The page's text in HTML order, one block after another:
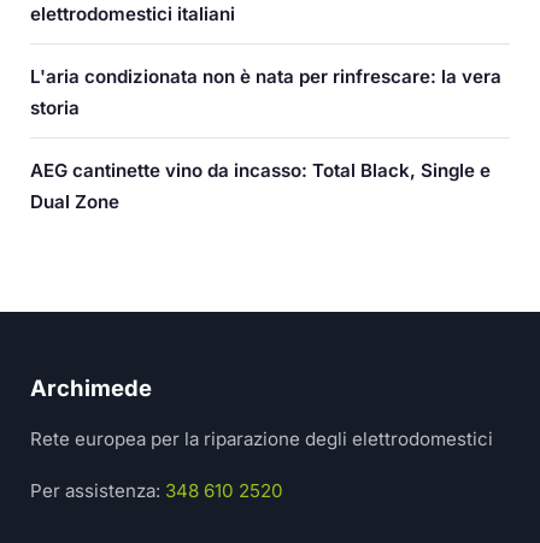
elettrodomestici italiani
L'aria condizionata non è nata per rinfrescare: la vera
storia
AEG cantinette vino da incasso: Total Black, Single e
Dual Zone
Archimede
Rete europea per la riparazione degli elettrodomestici
Per assistenza: 348 610 2520